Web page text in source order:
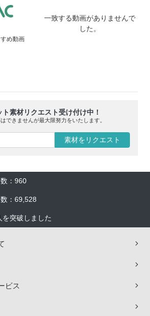
すめ動画
一致する動画がありませんで
した。
ト素材リクエスト受け付け中！
できませんが最大限努力をいたします。
素材をリクエスト
：960
：69,528
突破しました
ビス